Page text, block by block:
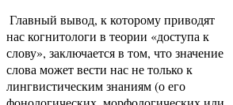
Главный вывод, к которому приводят
нас когнитологи в теории «доступа к
слову», заключается в том, что значение
слова может вести нас не только к
лингвистическим знаниям (о его